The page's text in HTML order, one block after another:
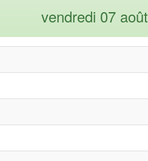
vendredi 07 août